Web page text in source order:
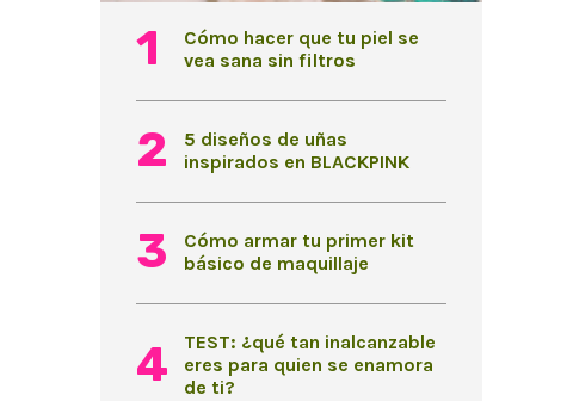
Cómo hacer que tu piel se
vea sana sin filtros
5 diseños de uñas
inspirados en BLACKPINK
Cómo armar tu primer kit
básico de maquillaje
TEST: ¿qué tan inalcanzable
eres para quien se enamora
de ti?